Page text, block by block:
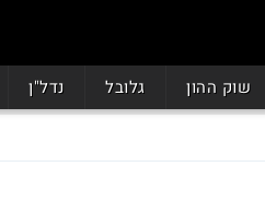
שוק ההון גלובל נדל"ן